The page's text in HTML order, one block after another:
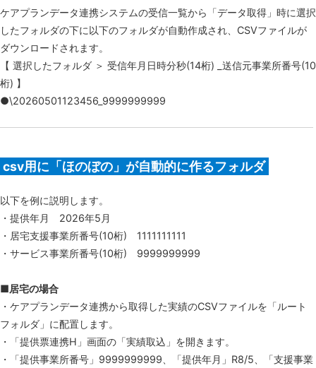
ケアプランデータ連携システムの受信一覧から「データ取得」時に選択
したフォルダの下に以下のフォルダが自動作成され、CSVファイルが
ダウンロードされます。
【 選択したフォルダ ＞ 受信年月日時分秒(14桁) _送信元事業所番号(10
桁) 】
●\20260501123456_9999999999
csv用に「ほのぼの」が自動的に作るフォルダ
以下を例に説明します。
・提供年月 2026年5月
・居宅支援事業所番号(10桁) 1111111111
・サービス事業所番号(10桁) 9999999999
■居宅の場合
・ケアプランデータ連携から取得した実績のCSVファイルを「ルート
フォルダ」に配置します。
・「提供票連携H」画面の「実績取込」を開きます。
・「提供事業所番号」9999999999、「提供年月」R8/5、「支援事業